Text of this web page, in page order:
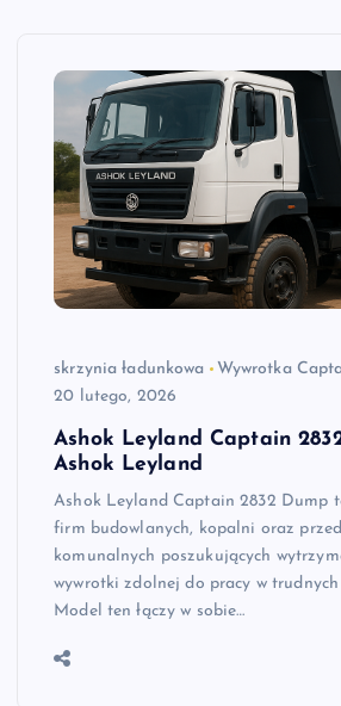
skrzynia ładunkowa
Wywrotka
20 lutego, 2026
Ashok Leyland Captain
Ashok Leyland
Ashok Leyland Captain 2832 Dump
firm budowlanych, kopalni oraz
komunalnych poszukujących
wywrotki zdolnej do pracy w trudnych
Model ten łączy w sobie…